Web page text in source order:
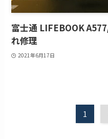
富士通 LIFEBOOK
れ修理
2021年6月17日
1